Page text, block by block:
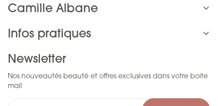
Camille Albane
Infos pratiques
Newsletter
Nos nouveautés beauté et offres exclusives dans votre boite
mail